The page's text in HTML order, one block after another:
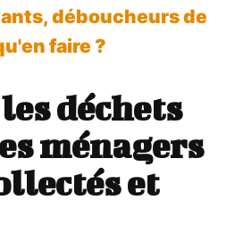
déboucheurs de
faire ?
déchets
ménagers
et